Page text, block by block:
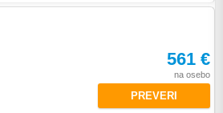
561 €
na osebo
PREVERI